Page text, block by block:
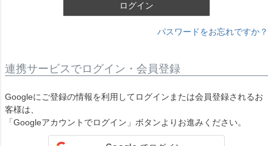
ログイン
パスワードをお忘れですか？
連携サービスでログイン・会員登録
Googleにご登録の情報を利用してログインまたは会員登録されるお
客様は、
「Googleアカウントでログイン」ボタンよりお進みください。